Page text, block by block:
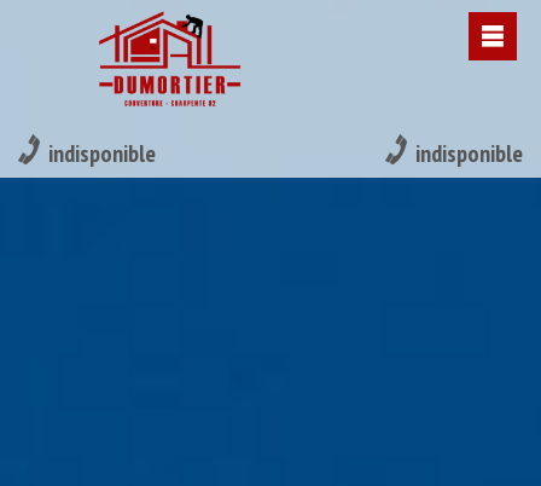
indisponible indisponible